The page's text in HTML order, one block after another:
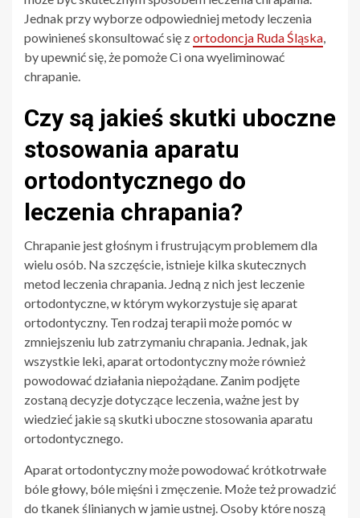
Jednak przy wyborze odpowiedniej metody leczenia
powinieneś skonsultować się zortodoncja Ruda Śląska
by upewnić się, że pomoże Ci ona wyeliminować
chrapanie.
Czy są jakieś skutki uboczne
stosowania aparatu
ortodontycznego do
leczenia chrapania?
Chrapanie jest głośnym i frustrującym problemem dla
wielu osób. Na szczęście, istnieje kilka skutecznych
metod leczenia chrapania. Jedną z nich jest leczenie
ortodontyczne, w którym wykorzystuje się aparat
ortodontyczny. Ten rodzaj terapii może pomóc w
zmniejszeniu lub zatrzymaniu chrapania. Jednak, jak
wszystkie leki, aparat ortodontyczny może również
powodować działania niepożądane. Zanim podjęte
zostaną decyzje dotyczące leczenia, ważne jest by
wiedzieć jakie są skutki uboczne stosowania aparatu
ortodontycznego.
Aparat ortodontyczny może powodować krótkotrwałe
bóle głowy, bóle mięśni i zmęczenie. Może też prowadzić
do tkanek ślinianych w jamie ustnej. Osoby które noszą